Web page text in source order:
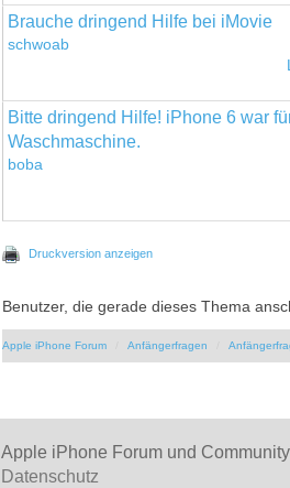
Brauche dringend Hilfe bei iMovie
schwoab
Bitte dringend Hilfe! iPhone 6 war
Waschmaschine.
boba
Druckversion anzeigen
Benutzer, die gerade dieses Thema
Apple iPhone Forum Anfängerfragen
Apple iPhone Forum und
Datenschutz